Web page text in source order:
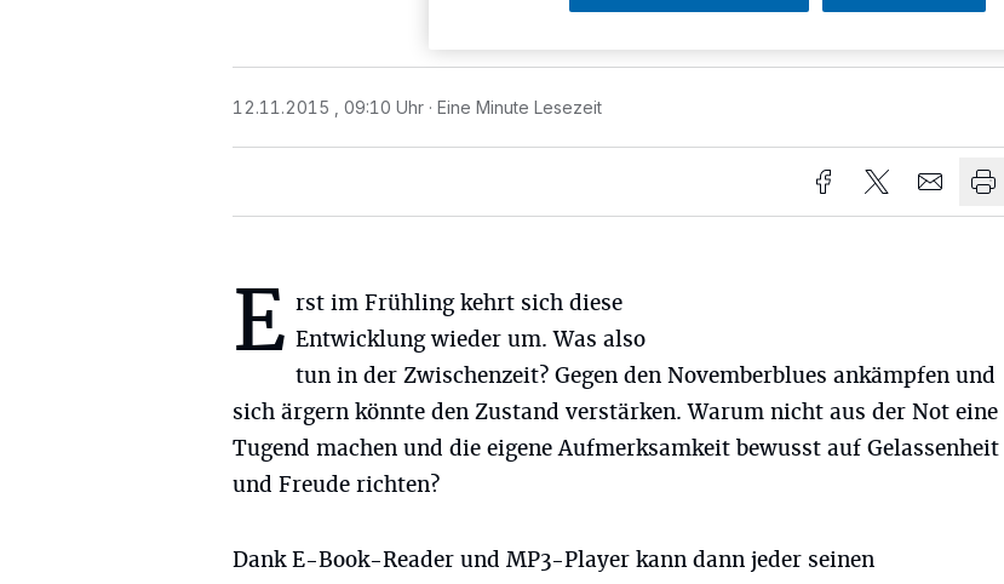
12.11.2015 , 09:10 Uhr Eine Minute Lesezeit
E rst im Frühling kehrt sich diese
Entwicklung wieder um. Was also
tun in der Zwischenzeit? Gegen den Novemberblues ankämpfen und
sich ärgern könnte den Zustand verstärken. Warum nicht aus der Not eine
Tugend machen und die eigene Aufmerksamkeit bewusst auf Gelassenheit
und Freude richten?
Dank E-Book-Reader und MP3-Player kann dann jeder seinen